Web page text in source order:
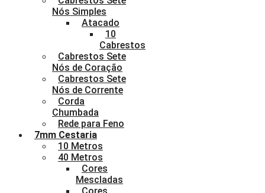
Nós Simples
Atacado
10
Cabrestos
Cabrestos Sete
Nós de Coração
Cabrestos Sete
Nós de Corrente
Corda
Chumbada
Rede para Feno
7mm Cestaria
10 Metros
40 Metros
Cores
Mescladas